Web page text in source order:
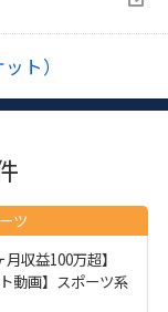
ト）
ツ
月収益100万超】
ト動画】スポーツ系